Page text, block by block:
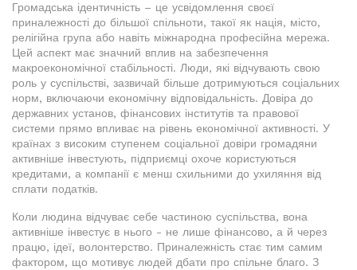
Громадська ідентичність – це усвідомлення своєї
приналежності до більшої спільноти, такої як нація, місто,
релігійна група або навіть міжнародна професійна мережа.
Цей аспект має значний вплив на забезпечення
макроекономічної стабільності. Люди, які відчувають свою
роль у суспільстві, зазвичай більше дотримуються соціальних
норм, включаючи економічну відповідальність. Довіра до
державних установ, фінансових інститутів та правової
системи прямо впливає на рівень економічної активності. У
країнах з високим ступенем соціальної довіри громадяни
активніше інвестують, підприємці охоче користуються
кредитами, а компанії є менш схильними до ухиляння від
сплати податків.
Коли людина відчуває себе частиною суспільства, вона
активніше інвестує в нього - не лише фінансово, а й через
працю, ідеї, волонтерство. Приналежність стає тим самим
фактором, що мотивує людей дбати про спільне благо. З